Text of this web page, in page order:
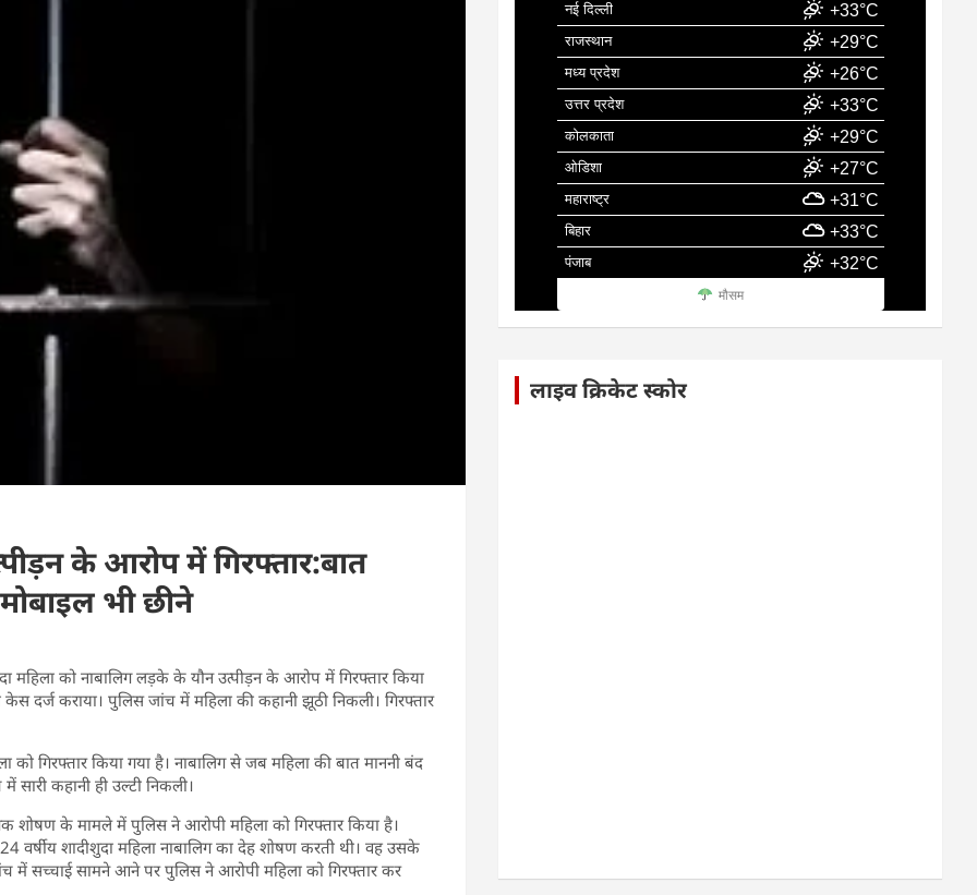
के आरोप में गिरफ्तार:बात
भी छीने
को नाबालिग लड़के के यौन उत्पीड़न के आरोप में गिरफ्तार किया
दर्ज कराया। पुलिस जांच में महिला की कहानी झूठी निकली। गिरफ्तार
गिरफ्तार किया गया है। नाबालिग से जब महिला की बात माननी बंद
कहानी ही उल्टी निकली।
के मामले में पुलिस ने आरोपी महिला को गिरफ्तार किया है।
वर्षीय शादीशुदा महिला‎ नाबालिग का देह शाेषण करती थी।‎ वह उसके
सच्चाई‎ सामने आने पर पुलिस ने आरोपी महिला काे गिरफ्तार कर‎
नई दिल्ली +33°C
राजस्थान +29°C
मध्य प्रदेश +26°C
उत्तर प्रदेश +33°C
कोलकाता +29°C
ओडिशा +27°C
महाराष्ट्र +31°C
बिहार +33°C
पंजाब +32°C
मौसम
लाइव क्रिकेट स्कोर